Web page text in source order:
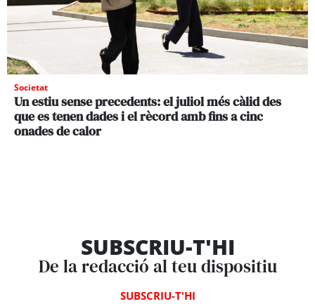
Societat
Un estiu sense precedents: el juliol més càlid des
que es tenen dades i el rècord amb fins a cinc
onades de calor
SUBSCRIU-T'HI
De la redacció al teu dispositiu
SUBSCRIU-T'HI